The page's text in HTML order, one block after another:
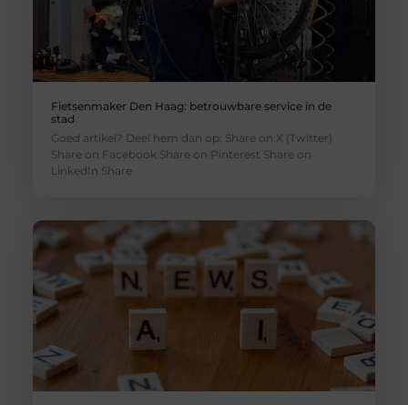
Fietsenmaker Den Haag: betrouwbare service in de
stad
Goed artikel? Deel hem dan op: Share on X (Twitter)
Share on Facebook Share on Pinterest Share on
LinkedIn Share